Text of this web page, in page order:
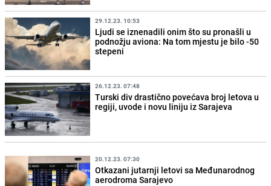
29.12.23. 10:53
Ljudi se iznenadili onim što su pronašli u
podnožju aviona: Na tom mjestu je bilo -50
stepeni
26.12.23. 07:48
Turski div drastično povećava broj letova u
regiji, uvode i novu liniju iz Sarajeva
20.12.23. 07:30
Otkazani jutarnji letovi sa Međunarodnog
aerodroma Sarajevo